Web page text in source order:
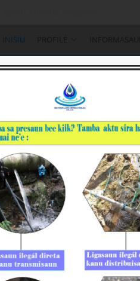
INISIU PROFILE INFORMASAUN